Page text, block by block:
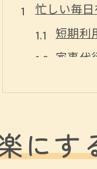
忙しい毎
短期利
家事代
忙し
家事
家事代
にす